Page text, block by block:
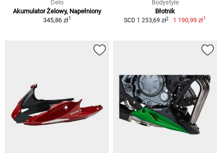
Delo
Akumulator Żelowy, Napełniony
345,86 zł1
Bodystyle
Błotnik
SCD 1 253,69 zł2 1 190,99 zł1